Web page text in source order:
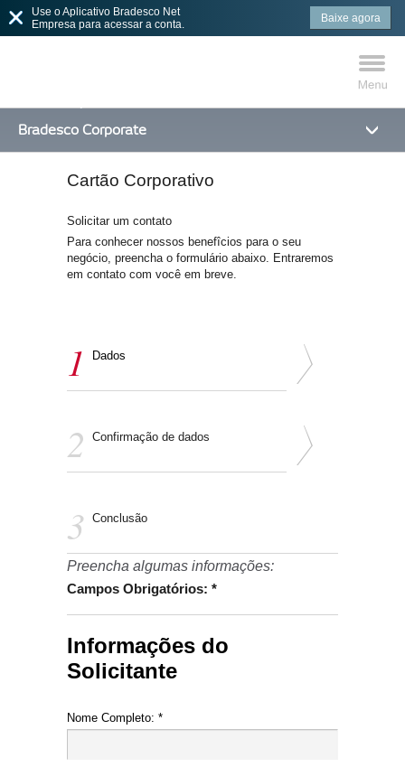
Bradesco Corporate
Cartão Corporativo
Solicitar um contato
Para conhecer nossos benefîcios para o seu
negócio, preencha o formulário abaixo. Entraremos
em contato com você em breve.
Dados
Confirmação de dados
Conclusão
Preencha algumas informações:
Campos Obrigatórios: *
Informações do
Solicitante
Nome Completo: *
Use o Aplicativo Bradesco Net
Empresa para acessar a conta.
Baixe agora